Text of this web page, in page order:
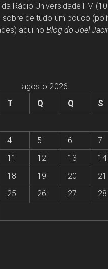
Rádio Universidade FM
de tudo um pouco
aqui no Blog do Joel
agosto 2026
T Q Q S
4 5 6 7
11 12 13 14
18 19 20 21
25 26 27 28